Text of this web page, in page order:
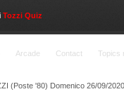
Tozzi Quiz
Arcade Contact Topics
(Poste '80) Domenico 26/09/